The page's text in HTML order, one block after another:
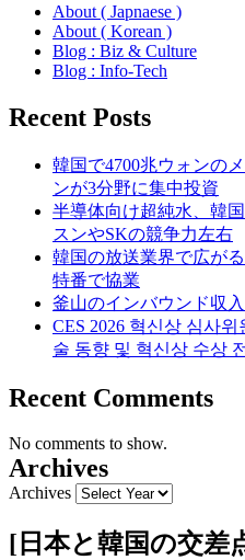
About ( Japnaese )
About ( Korean )
Blog : Biz & Culture
Blog : Info-Tech
Recent Posts
韓国で4700兆ウォンの
ンが3分野に集中投資
半導体向け超純水、韓
スンやSKの競争力左右
韓国の放送業界で広が
特番で協業
釜山のインバウンド収
CES 2026 혁신상 심사
술 동향 및 혁신상 수상
Recent Comments
No comments to show.
Archives
Archives
[日本と韓国の交差